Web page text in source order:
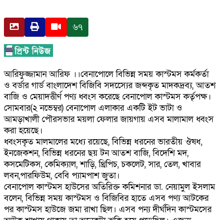
৬৭
আরিফুজ্জামান আরিফ ।।বেনাপোলে বিভিন্ন সময় কাস্টমস কর্মকর্তা
ও বর্ডার গার্ড বাংলাদেশ বিজিবি সদস্যেের জব্দকৃত মাদকদ্রব্য, আতশ
বাজি ও মেয়াদত্তীর্ণ পণ্য ধ্বংস করেছে বেনাপোল কাস্টমস কর্তৃপক্ষ।
সোমবার(২ নভেম্বর) বেনাপোল এলাকার একটি ইট ভাটা ও
আমড়াখালী পৌরসভার ময়লা ফেলার জায়গায় এসব মালামাল ধ্বংস
করা হয়েছে।
ধ্বংসকৃত মালমালের মধ্যে রয়েছে, বিভিন্ন ধরনের ভারতীয় ঔষধ,
ইনজেকশন, বিভিন্ন ধরনের ছয় টন আতশ বাজি, বিদেশি মদ,
কসমেটিকস, কেমিক্যাল, শাড়ি, থ্রিপিচ, চকলেট, সার, তেল, খাবার
লবন,পারফিউম, বেবি প্যামপাশ জুতা।
বেনাপোল কাস্টমস হাউসের অতিরিক্ত কমিশনার ডা. নেয়ামুল ইসলাম
বলেন, বিভিন্ন সময় কাস্টমস ও বিজিবির হাতে এসব পণ্য আটকের
পর কাস্টমস হাউজে জমা রাখা ছিল। এসব পন্য দীর্ঘদিন কাস্টমসের